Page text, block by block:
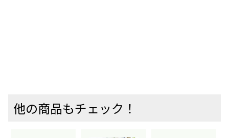
他の商品もチェック！